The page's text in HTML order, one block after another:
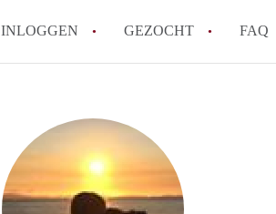
INLOGGEN GEZOCHT FAQ
How to translate
Wat is AppartementenRotterdam?
Hoeveel kost het om te reageren op
Wat is de privacyverklaring van